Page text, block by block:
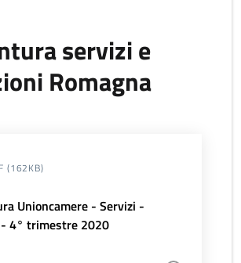
servizi e
Romagna
(162KB)
Unioncamere - Servizi -
- 4° trimestre 2020